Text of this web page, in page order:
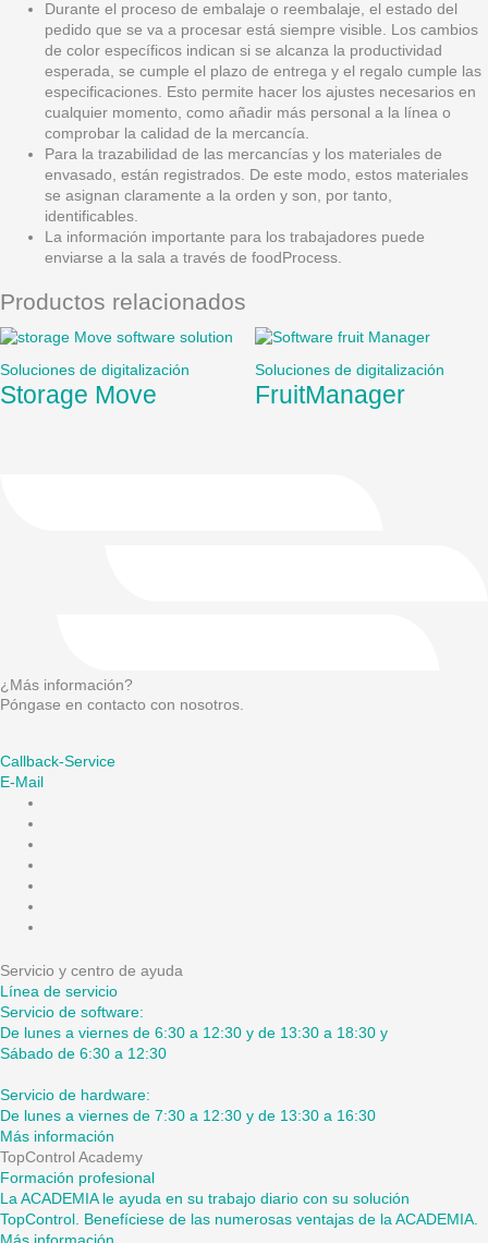
Durante el proceso de embalaje o reembalaje, el estado del
pedido que se va a procesar está siempre visible. Los cambios
de color específicos indican si se alcanza la productividad
esperada, se cumple el plazo de entrega y el regalo cumple las
especificaciones. Esto permite hacer los ajustes necesarios en
cualquier momento, como añadir más personal a la línea o
comprobar la calidad de la mercancía.
Para la trazabilidad de las mercancías y los materiales de
envasado, están registrados. De este modo, estos materiales
se asignan claramente a la orden y son, por tanto,
identificables.
La información importante para los trabajadores puede
enviarse a la sala a través de foodProcess.
Productos relacionados
Soluciones de digitalización
Storage Move
Soluciones de digitalización
FruitManager
¿Más información?
Póngase en contacto con nosotros.
Callback-Service
E-Mail
Servicio y centro de ayuda
Línea de servicio
Servicio de software:
De lunes a viernes de 6:30 a 12:30 y de 13:30 a 18:30 y
Sábado de 6:30 a 12:30
Servicio de hardware:
De lunes a viernes de 7:30 a 12:30 y de 13:30 a 16:30
Más información
TopControl Academy
Formación profesional
La ACADEMIA le ayuda en su trabajo diario con su solución
TopControl. Benefíciese de las numerosas ventajas de la ACADEMIA.